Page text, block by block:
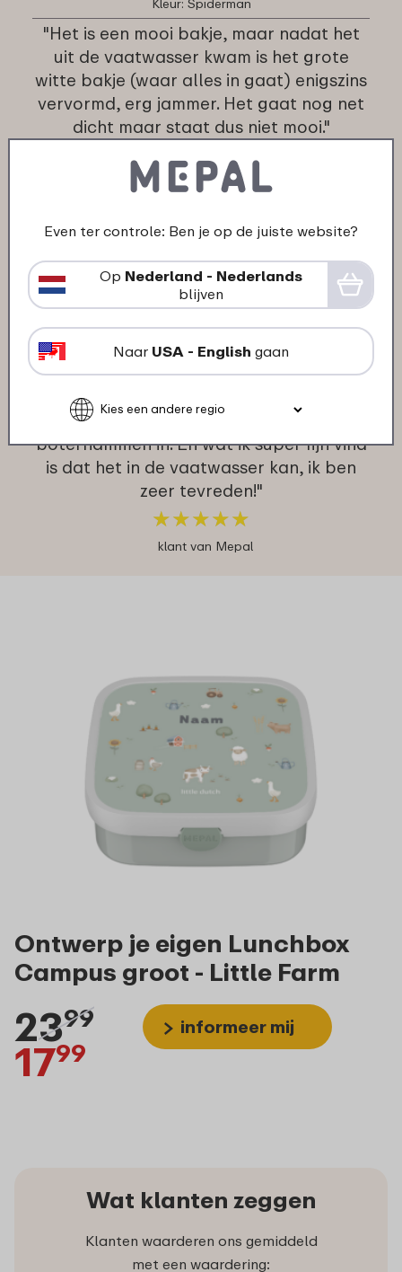
"Het is een mooi bakje, maar nadat het
uit de vaatwasser kwam is het grote
witte bakje (waar alles in gaat) enigszins
vervormd, erg jammer. Het gaat nog net
dicht maar staat dus niet mooi."
★ ★
★ ★
klant van Mepal
Kleur: Spiderman
"Een super leuke en fijne
boterhamtrommel, je hebt 2 aparte
bakjes voor bijv. Fruit in te doen met
allebei een deksel en er zit een vorkje bij.
De trommel is makkelijk open en dicht te
maken, passen zeker nog 2
boterhammen in. En wat ik super fijn vind
is dat het in de vaatwasser kan, ik ben
zeer tevreden!"
★★★★★
★★★★★
klant van Mepal
Ontwerp je eigen Lunchbox
Campus groot - Little Farm
2399
1799
informeer mij
Wat klanten zeggen
Klanten waarderen ons gemiddeld
met een waardering:
Even ter controle: Ben je op de juiste website?
Op Nederland - Nederlands
blijven
Naar USA - English gaan